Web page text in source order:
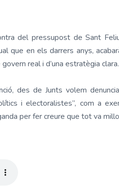
del pressupost de Sant
que en els darrers anys,
real i d’una estratègia clara.
des de Junts volem
i electoralistes”, com a
per fer creure que tot va